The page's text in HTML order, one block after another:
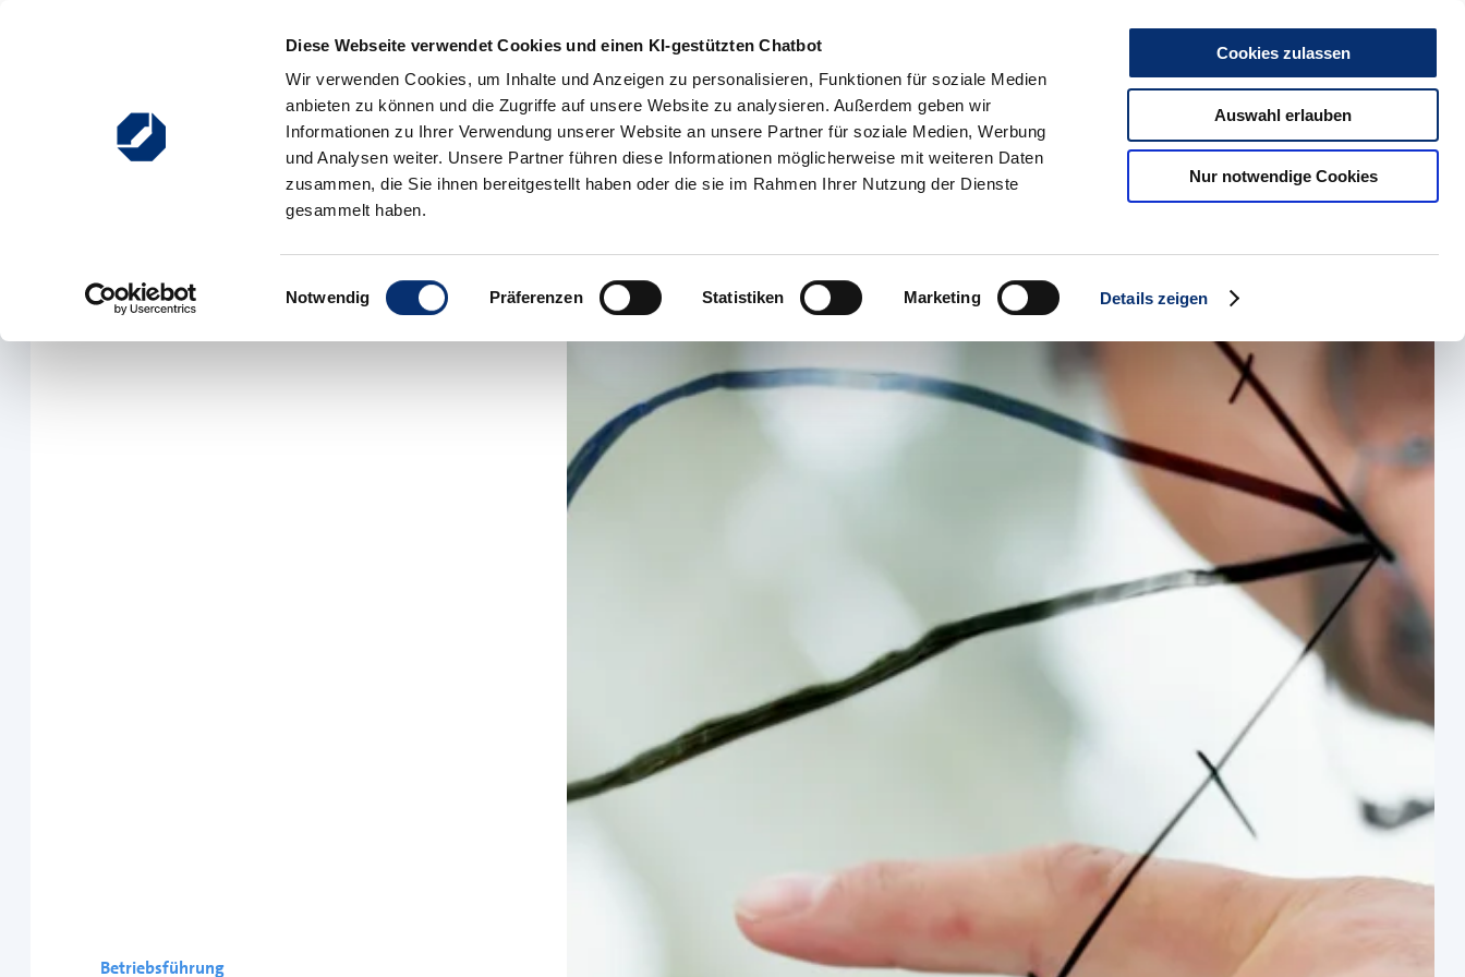
Diese Webseite verwendet Cookies und einen KI-gestützten Chatbot
Wir verwenden Cookies, um Inhalte und Anzeigen zu personalisieren, Funktionen für soziale Medien
anbieten zu können und die Zugriffe auf unsere Website zu analysieren. Außerdem geben wir
Informationen zu Ihrer Verwendung unserer Website an unsere Partner für soziale Medien, Werbung
und Analysen weiter. Unsere Partner führen diese Informationen möglicherweise mit weiteren Daten
zusammen, die Sie ihnen bereitgestellt haben oder die sie im Rahmen Ihrer Nutzung der Dienste
gesammelt haben.
Einwilligungsauswahl
Notwendig Präferenzen Statistiken Marketing Details zeigen
Cookies zulassen
Auswahl erlauben
Nur notwendige Cookies
Presse & Medien Social Media
Ausbildung Existenzgründung Betriebsführung Service-Center Politische Standpunkte
Betriebsführung
Index